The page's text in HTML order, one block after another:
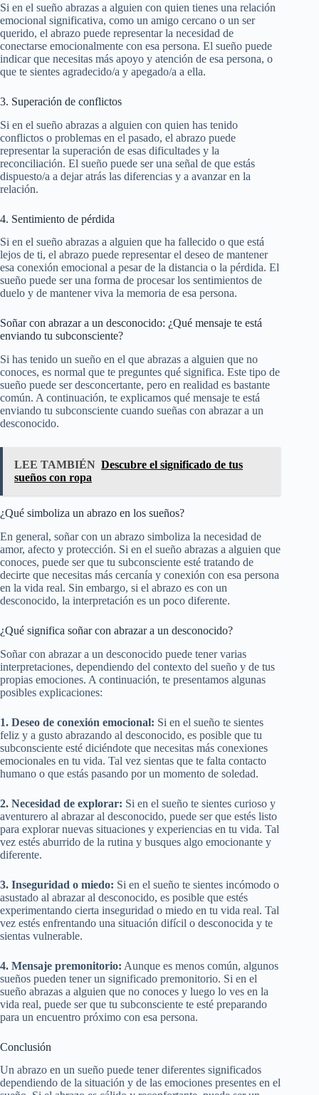
Si en el sueño abrazas a alguien con quien tienes una relación
emocional significativa, como un amigo cercano o un ser
querido, el abrazo puede representar la necesidad de
conectarse emocionalmente con esa persona. El sueño puede
indicar que necesitas más apoyo y atención de esa persona, o
que te sientes agradecido/a y apegado/a a ella.
3. Superación de conflictos
Si en el sueño abrazas a alguien con quien has tenido
conflictos o problemas en el pasado, el abrazo puede
representar la superación de esas dificultades y la
reconciliación. El sueño puede ser una señal de que estás
dispuesto/a a dejar atrás las diferencias y a avanzar en la
relación.
4. Sentimiento de pérdida
Si en el sueño abrazas a alguien que ha fallecido o que está
lejos de ti, el abrazo puede representar el deseo de mantener
esa conexión emocional a pesar de la distancia o la pérdida. El
sueño puede ser una forma de procesar los sentimientos de
duelo y de mantener viva la memoria de esa persona.
Soñar con abrazar a un desconocido: ¿Qué mensaje te está
enviando tu subconsciente?
Si has tenido un sueño en el que abrazas a alguien que no
conoces, es normal que te preguntes qué significa. Este tipo de
sueño puede ser desconcertante, pero en realidad es bastante
común. A continuación, te explicamos qué mensaje te está
enviando tu subconsciente cuando sueñas con abrazar a un
desconocido.
LEE TAMBIÉN Descubre el significado de tus
sueños con ropa
¿Qué simboliza un abrazo en los sueños?
En general, soñar con un abrazo simboliza la necesidad de
amor, afecto y protección. Si en el sueño abrazas a alguien que
conoces, puede ser que tu subconsciente esté tratando de
decirte que necesitas más cercanía y conexión con esa persona
en la vida real. Sin embargo, si el abrazo es con un
desconocido, la interpretación es un poco diferente.
¿Qué significa soñar con abrazar a un desconocido?
Soñar con abrazar a un desconocido puede tener varias
interpretaciones, dependiendo del contexto del sueño y de tus
propias emociones. A continuación, te presentamos algunas
posibles explicaciones:
1. Deseo de conexión emocional: Si en el sueño te sientes
feliz y a gusto abrazando al desconocido, es posible que tu
subconsciente esté diciéndote que necesitas más conexiones
emocionales en tu vida. Tal vez sientas que te falta contacto
humano o que estás pasando por un momento de soledad.
2. Necesidad de explorar: Si en el sueño te sientes curioso y
aventurero al abrazar al desconocido, puede ser que estés listo
para explorar nuevas situaciones y experiencias en tu vida. Tal
vez estés aburrido de la rutina y busques algo emocionante y
diferente.
3. Inseguridad o miedo: Si en el sueño te sientes incómodo o
asustado al abrazar al desconocido, es posible que estés
experimentando cierta inseguridad o miedo en tu vida real. Tal
vez estés enfrentando una situación difícil o desconocida y te
sientas vulnerable.
4. Mensaje premonitorio: Aunque es menos común, algunos
sueños pueden tener un significado premonitorio. Si en el
sueño abrazas a alguien que no conoces y luego lo ves en la
vida real, puede ser que tu subconsciente te esté preparando
para un encuentro próximo con esa persona.
Conclusión
Un abrazo en un sueño puede tener diferentes significados
dependiendo de la situación y de las emociones presentes en el